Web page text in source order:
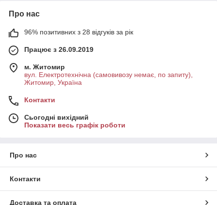
Про нас
96% позитивних з 28 відгуків за рік
Працює з 26.09.2019
м. Житомир
вул. Електротехнічна (самовивозу немає, по запиту),
Житомир, Україна
Контакти
Сьогодні вихідний
Показати весь графік роботи
Про нас
Контакти
Доставка та оплата